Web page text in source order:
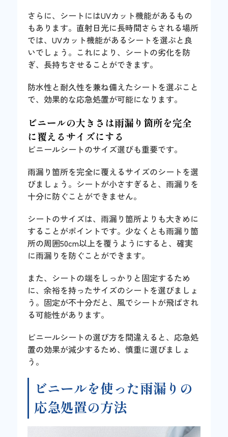
さらに、シートにはUVカット機能があるもの
もあります。直射日光に長時間さらされる場所
では、UVカット機能があるシートを選ぶと良
いでしょう。これにより、シートの劣化を防
ぎ、長持ちさせることができます。
防水性と耐久性を兼ね備えたシートを選ぶこと
で、効果的な応急処置が可能になります。
ビニールの大きさは雨漏り箇所を完全
に覆えるサイズにする
ビニールシートのサイズ選びも重要です。
雨漏り箇所を完全に覆えるサイズのシートを選
びましょう。シートが小さすぎると、雨漏りを
十分に防ぐことができません。
シートのサイズは、雨漏り箇所よりも大きめに
することがポイントです。少なくとも雨漏り箇
所の周囲50cm以上を覆うようにすると、確実
に雨漏りを防ぐことができます。
また、シートの端をしっかりと固定するため
に、余裕を持ったサイズのシートを選びましょ
う。固定が不十分だと、風でシートが飛ばされ
る可能性があります。
ビニールシートの選び方を間違えると、応急処
置の効果が減少するため、慎重に選びましょ
う。
ビニールを使った雨漏りの
応急処置の方法